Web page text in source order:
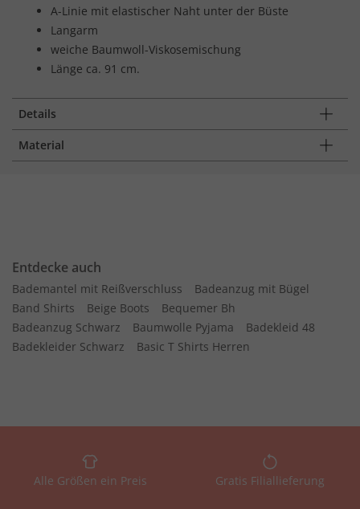
A-Linie mit elastischer Naht unter der Büste
Langarm
weiche Baumwoll-Viskosemischung
Länge ca. 91 cm.
Details
Material
Entdecke auch
Bademantel mit Reißverschluss
Badeanzug mit Bügel
Band Shirts
Beige Boots
Bequemer Bh
Badeanzug Schwarz
Baumwolle Pyjama
Badekleid 48
Badekleider Schwarz
Basic T Shirts Herren
Alle Größen ein Preis Gratis Filiallieferung